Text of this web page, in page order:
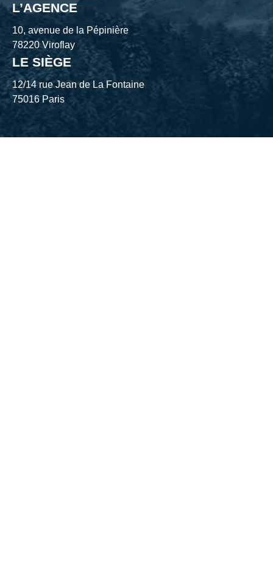
L’AGENCE
10, avenue de la Pépinière
78220 Viroflay
LE SIÈGE
12/14 rue Jean de La Fontaine
75016 Paris